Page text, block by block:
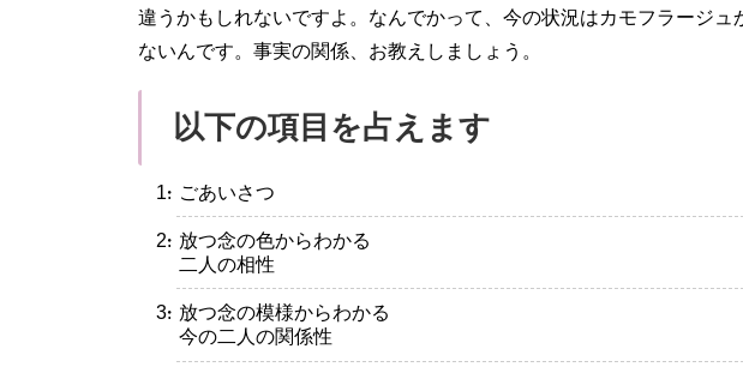
違うかもしれないですよ。なんでかって、今の状況はカモフラージュ
ないんです。事実の関係、お教えしましょう。
以下の項目を占えます
・ごあいさつ
・放つ念の色からわかる
二人の相性
・放つ念の模様からわかる
今の二人の関係性